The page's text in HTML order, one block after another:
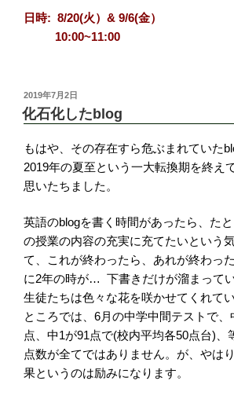
日時: 8/20(火）& 9/6(金）
10:00~11:00
投
稿
日:
2019年7月2日
化石化したblog
もはや、その存在すら危ぶまれていた
2019年の夏至という一大転換期を終え
思いたちました。
英語のblogを書く時間があったら、た
の授業の内容の充実に充てたいという
て、これが終わったら、あれが終わっ
に2年の時が… 下書きだけが溜まって
生徒たちは色々な花を咲かせてくれて
ところでは、6月の中学中間テストで
点、中1が91点で(校内平均各50点台)、
点数が全てではありません。が、やは
果というのは励みになります。